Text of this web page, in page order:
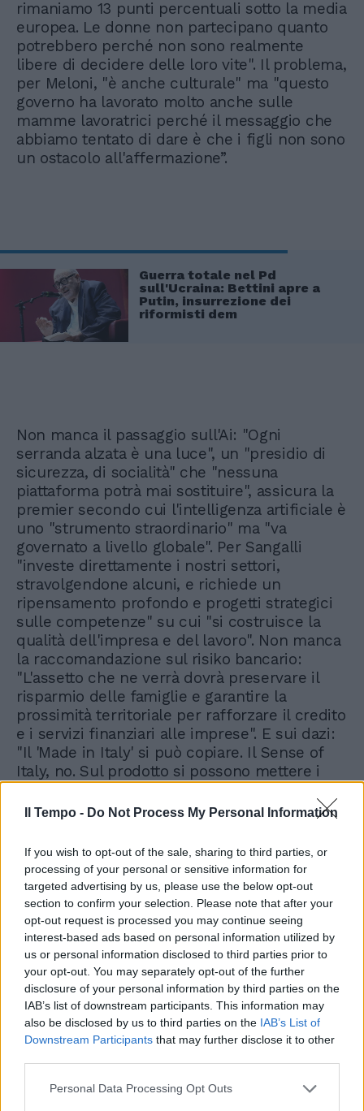
Il Tempo - Do Not Process My Personal Information
If you wish to opt-out of the sale, sharing to third parties, or
processing of your personal or sensitive information for
targeted advertising by us, please use the below opt-out
section to confirm your selection. Please note that after your
opt-out request is processed you may continue seeing
interest-based ads based on personal information utilized by
us or personal information disclosed to third parties prior to
your opt-out. You may separately opt-out of the further
disclosure of your personal information by third parties on the
IAB’s list of downstream participants. This information may
also be disclosed by us to third parties on the IAB’s List of
Downstream Participants that may further disclose it to other
Personal Data Processing Opt Outs
rimaniamo 13 punti percentuali sotto la media
europea. Le donne non partecipano quanto
potrebbero perché non sono realmente
libere di decidere delle loro vite". Il problema,
per Meloni, "è anche culturale" ma "questo
governo ha lavorato molto anche sulle
mamme lavoratrici perché il messaggio che
abbiamo tentato di dare è che i figli non sono
un ostacolo all'affermazione”.
Guerra totale nel Pd
sull'Ucraina: Bettini apre a
Putin, insurrezione dei
riformisti dem
Non manca il passaggio sull'Ai: "Ogni
serranda alzata è una luce", un "presidio di
sicurezza, di socialità" che "nessuna
piattaforma potrà mai sostituire", assicura la
premier secondo cui l'intelligenza artificiale è
uno "strumento straordinario" ma "va
governato a livello globale". Per Sangalli
"investe direttamente i nostri settori,
stravolgendone alcuni, e richiede un
ripensamento profondo e progetti strategici
sulle competenze" su cui "si costruisce la
qualità dell'impresa e del lavoro". Non manca
la raccomandazione sul risiko bancario:
"L'assetto che ne verrà dovrà preservare il
risparmio delle famiglie e garantire la
prossimità territoriale per rafforzare il credito
e i servizi finanziari alle imprese". E sui dazi:
"Il 'Made in Italy' si può copiare. Il Sense of
Italy, no. Sul prodotto si possono mettere i
Sense of Italy è, in fondo, quello che ci rende
Video su questo argomento
Piantedosi rivendica: "Espulsi
250 stranieri pericolosi. Oggi
arrestati due esponenti dei
Fratelli Musulmani"